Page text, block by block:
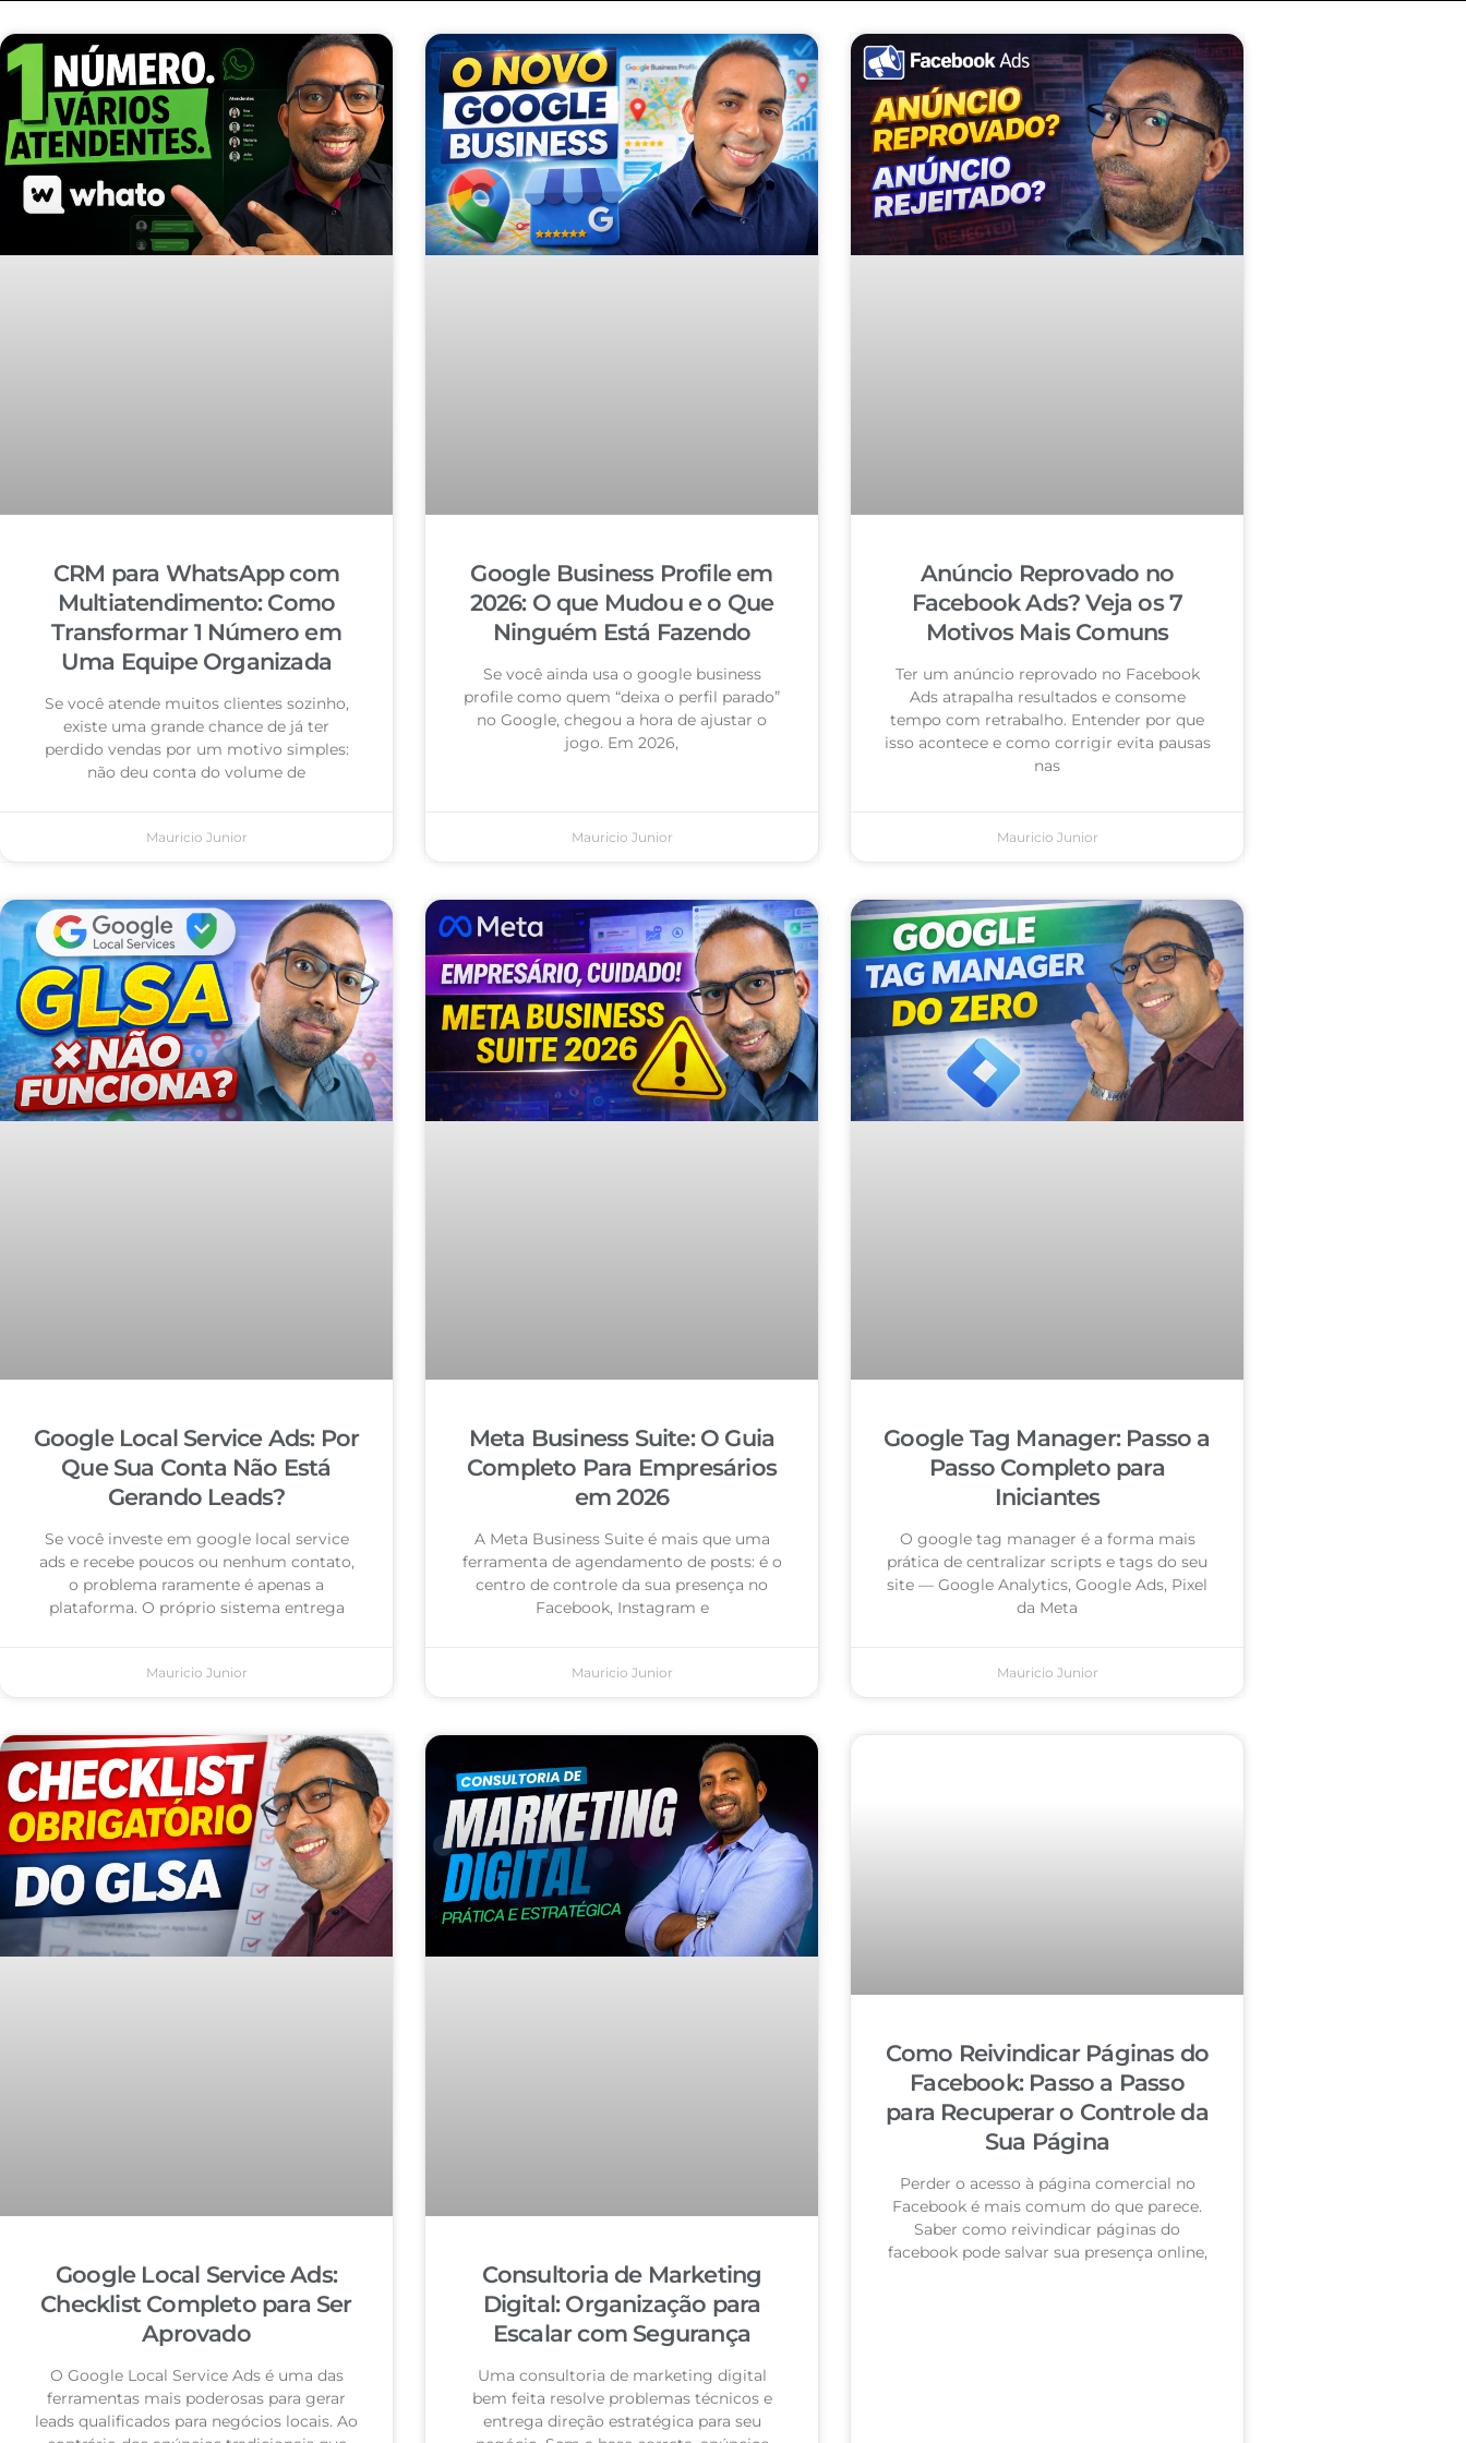
CRM para WhatsApp com
Multiatendimento: Como
Transformar 1 Número em
Uma Equipe Organizada
Se você atende muitos clientes sozinho,
existe uma grande chance de já ter
perdido vendas por um motivo simples:
não deu conta do volume de
Mauricio Junior
Google Business Profile em
2026: O que Mudou e o Que
Ninguém Está Fazendo
Se você ainda usa o google business
profile como quem “deixa o perfil parado”
no Google, chegou a hora de ajustar o
jogo. Em 2026,
Mauricio Junior
Anúncio Reprovado no
Facebook Ads? Veja os 7
Motivos Mais Comuns
Ter um anúncio reprovado no Facebook
Ads atrapalha resultados e consome
tempo com retrabalho. Entender por que
isso acontece e como corrigir evita pausas
nas
Mauricio Junior
Google Local Service Ads: Por
Que Sua Conta Não Está
Gerando Leads?
Se você investe em google local service
ads e recebe poucos ou nenhum contato,
o problema raramente é apenas a
plataforma. O próprio sistema entrega
Mauricio Junior
Meta Business Suite: O Guia
Completo Para Empresários
em 2026
A Meta Business Suite é mais que uma
ferramenta de agendamento de posts: é o
centro de controle da sua presença no
Facebook, Instagram e
Mauricio Junior
Google Tag Manager: Passo a
Passo Completo para
Iniciantes
O google tag manager é a forma mais
prática de centralizar scripts e tags do seu
site — Google Analytics, Google Ads, Pixel
da Meta
Mauricio Junior
Google Local Service Ads:
Checklist Completo para Ser
Aprovado
O Google Local Service Ads é uma das
ferramentas mais poderosas para gerar
leads qualificados para negócios locais. Ao
Consultoria de Marketing
Digital: Organização para
Escalar com Segurança
Uma consultoria de marketing digital
bem feita resolve problemas técnicos e
entrega direção estratégica para seu
Como Reivindicar Páginas do
Facebook: Passo a Passo
para Recuperar o Controle da
Sua Página
Perder o acesso à página comercial no
Facebook é mais comum do que parece.
Saber como reivindicar páginas do
facebook pode salvar sua presença online,